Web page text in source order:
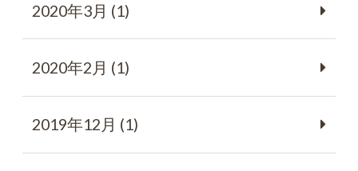
2020年3月 (1)
2020年2月 (1)
2019年12月 (1)